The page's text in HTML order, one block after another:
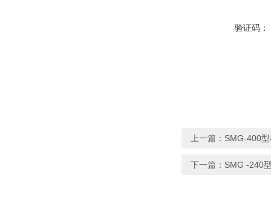
验证码：
上一篇： SMG-400
下一篇： SMG -240